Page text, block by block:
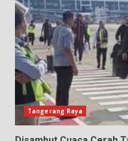
Tangerang Raya